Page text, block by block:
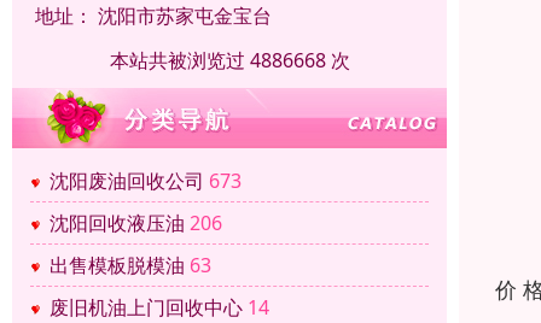
地址： 沈阳市苏家屯金宝台
本站共被浏览过 4886668 次
沈阳废油回收公司 673
沈阳回收液压油 206
出售模板脱模油 63
废旧机油上门回收中心 14
价